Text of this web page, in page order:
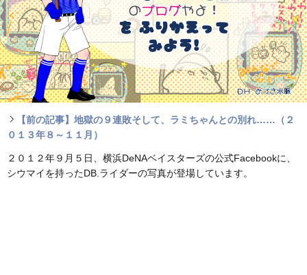
【前の記事】地獄の９連敗そして、ラミちゃんとの別れ……（２
０１３年８～１１月）
２０１２年９月５日、横浜DeNAベイスターズの公式Facebookに、
シウマイを持ったDB.ライダーの写真が登場しています。